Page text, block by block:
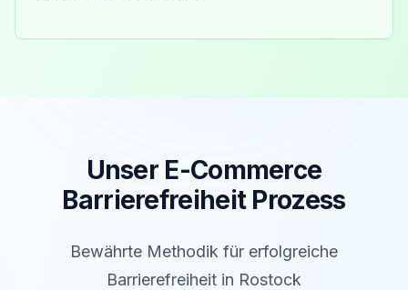
Unser E-Commerce
Barrierefreiheit Prozess
Bewährte Methodik für erfolgreiche
Barrierefreiheit in Rostock